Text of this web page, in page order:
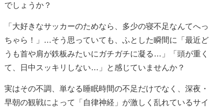
でしょうか？
「大好きなサッカーのためなら、多少の寝不足なんてへっ
ちゃら！」…そう思っていても、ふとした瞬間に「最近ど
うも首や肩が鉄板みたいにガチガチに凝る…」「頭が重く
て、日中スッキリしない…」と感じていませんか？
実はその不調、単なる睡眠時間の不足だけでなく、深夜・
早朝の観戦によって「自律神経」が激しく乱れているサイ